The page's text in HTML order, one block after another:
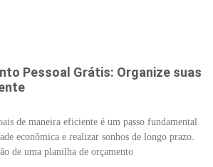
Pessoal Grátis: Organize suas
de maneira eficiente é um passo fundamental
econômica e realizar sonhos de longo prazo.
de uma planilha de orçamento